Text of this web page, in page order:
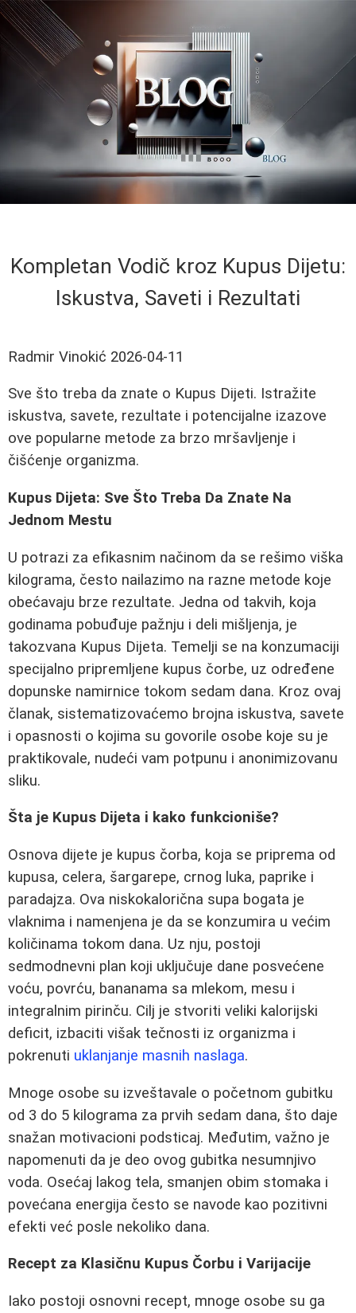
Kompletan Vodič kroz Kupus Dijetu:
Iskustva, Saveti i Rezultati
Radmir Vinokić 2026-04-11
Sve što treba da znate o Kupus Dijeti. Istražite
iskustva, savete, rezultate i potencijalne izazove
ove popularne metode za brzo mršavljenje i
čišćenje organizma.
Kupus Dijeta: Sve Što Treba Da Znate Na
Jednom Mestu
U potrazi za efikasnim načinom da se rešimo viška
kilograma, često nailazimo na razne metode koje
obećavaju brze rezultate. Jedna od takvih, koja
godinama pobuđuje pažnju i deli mišljenja, je
takozvana Kupus Dijeta. Temelji se na konzumaciji
specijalno pripremljene kupus čorbe, uz određene
dopunske namirnice tokom sedam dana. Kroz ovaj
članak, sistematizovaćemo brojna iskustva, savete
i opasnosti o kojima su govorile osobe koje su je
praktikovale, nudeći vam potpunu i anonimizovanu
sliku.
Šta je Kupus Dijeta i kako funkcioniše?
Osnova dijete je kupus čorba, koja se priprema od
kupusa, celera, šargarepe, crnog luka, paprike i
paradajza. Ova niskokalorična supa bogata je
vlaknima i namenjena je da se konzumira u većim
količinama tokom dana. Uz nju, postoji
sedmodnevni plan koji uključuje dane posvećene
voću, povrću, bananama sa mlekom, mesu i
integralnim pirinču. Cilj je stvoriti veliki kalorijski
deficit, izbaciti višak tečnosti iz organizma i
pokrenuti uklanjanje masnih naslaga.
Mnoge osobe su izveštavale o početnom gubitku
od 3 do 5 kilograma za prvih sedam dana, što daje
snažan motivacioni podsticaj. Međutim, važno je
napomenuti da je deo ovog gubitka nesumnjivo
voda. Osećaj lakog tela, smanjen obim stomaka i
povećana energija često se navode kao pozitivni
efekti već posle nekoliko dana.
Recept za Klasičnu Kupus Čorbu i Varijacije
Iako postoji osnovni recept, mnoge osobe su ga